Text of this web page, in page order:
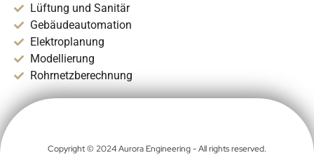
Lüftung und Sanitär
Gebäudeautomation
Elektroplanung
Modellierung
Rohrnetzberechnung
Copyright © 2024 Aurora Engineering - All rights reserved.